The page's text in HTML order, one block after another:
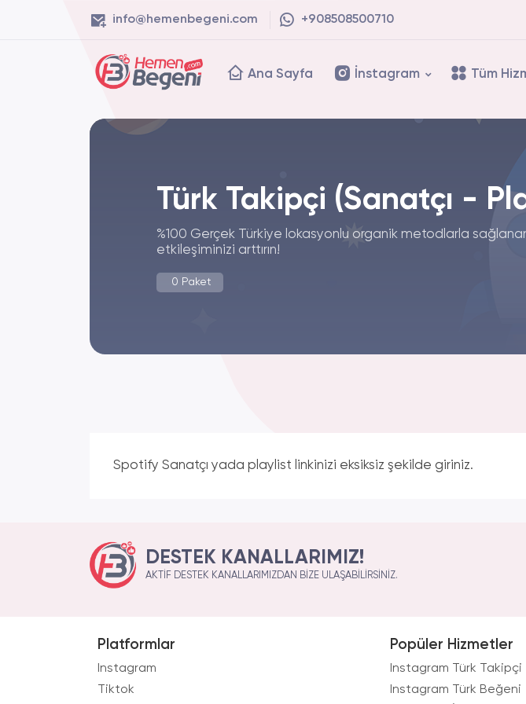
info@hemenbegeni.com +908508500710
Ana Sayfa İnstagram Tüm
Türk Takipçi (Sanatçı -
%100 Gerçek Türkiye lokasyonlu organik metodlarla
etkileşiminizi arttırın!
0 Paket
Spotify Sanatçı yada playlist linkinizi eksiksiz şekilde giriniz.
DESTEK KANALLARIMIZ!
AKTIF DESTEK KANALLARIMIZDAN BIZE ULAŞABILIRSINIZ.
Platformlar
Instagram
Tiktok
Popüler Hizmetler
Instagram Türk Takipçi
Instagram Türk Beğeni